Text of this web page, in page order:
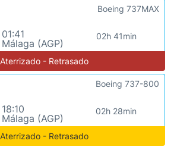
01:41
Málaga (AGP)
02h 41min
Boeing 737MAX
Aterrizado - Retrasado
18:10
Málaga (AGP)
02h 28min
Boeing 737-800
Aterrizado - Retrasado